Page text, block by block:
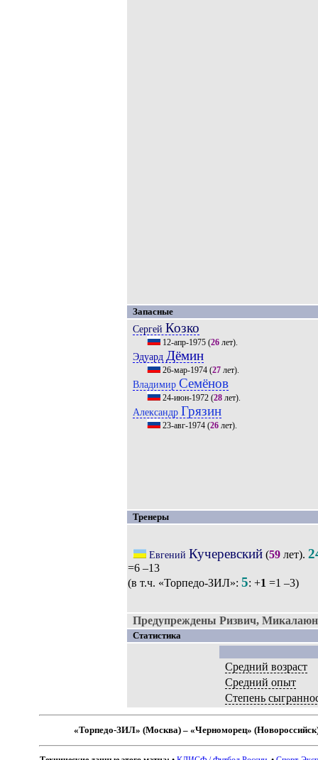
Запасные
Сергей Козко
12-апр-1975(26лет).
Эдуард Дёмин
26-мар-1974(27лет).
Владимир Семёнов
24-июн-1972(28лет).
Александр Грязин
23-авг-1974(26лет).
Тренеры
Евгений Кучеревский(59лет).
=6 –13
(в т.ч. «Торпедо-ЗИЛ»: 5: +1 =1 –3)
Предупреждены Ризвич,
Статистика
Средний возраст
Средний опыт
Степень
«Торпедо-ЗИЛ» (Москва) – «Черноморец»